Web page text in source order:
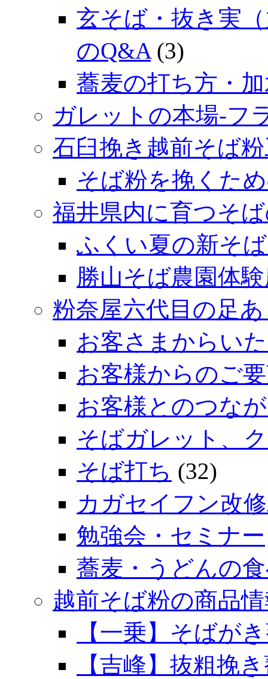
玄そば・抜き実
のQ&A(3)
蕎麦の打ち方・
ガレットの本場‐フ
石臼挽き越前そば
そば粉を挽くた
福井県内に育つそ
ふくい夏の新そ
勝山そば農園体
粉奈屋六代目の足
お客さまからい
お客様からのご
お客様とのつな
そばガレット、
そば打ち (32)
カガセイフン改
勉強会・セミナー
蕎麦・うどんの
越前そば粉の商品
【一乗】そばが
【吉峰】抜粗挽